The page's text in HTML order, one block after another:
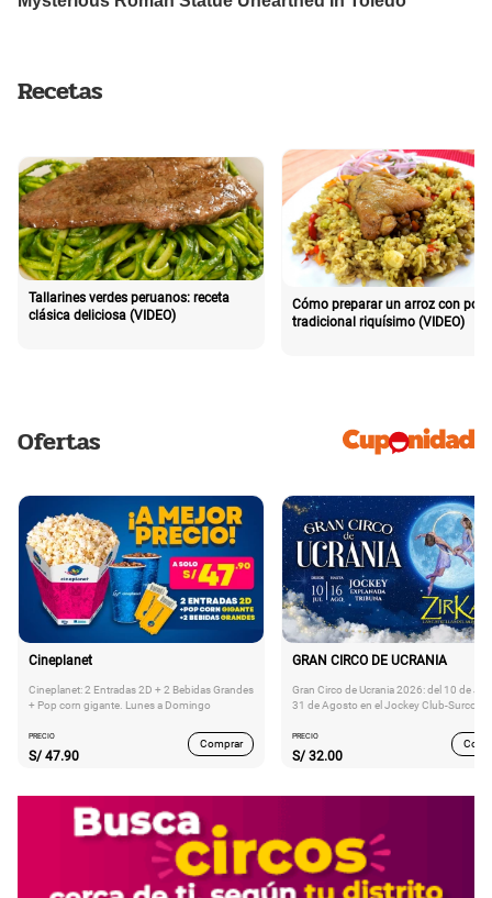
Recetas
Tallarines verdes peruanos: receta
clásica deliciosa (VIDEO)
Cómo preparar un arroz con pollo
tradicional riquísimo (VIDEO)
Ofertas
Cineplanet
Cineplanet: 2 Entradas 2D + 2 Bebidas Grandes
+ Pop corn gigante. Lunes a Domingo
PRECIO
S/ 47.90
Comprar
GRAN CIRCO DE UCRANIA
Gran Circo de Ucrania 2026: del 10 de
31 de Agosto en el Jockey Club-Surco
PRECIO
S/ 32.00